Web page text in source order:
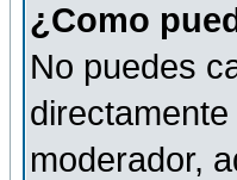
¿Como
No puedes
moderador,